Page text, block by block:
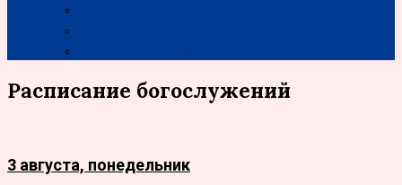
Расписание богослужений
3 августа, понедельник